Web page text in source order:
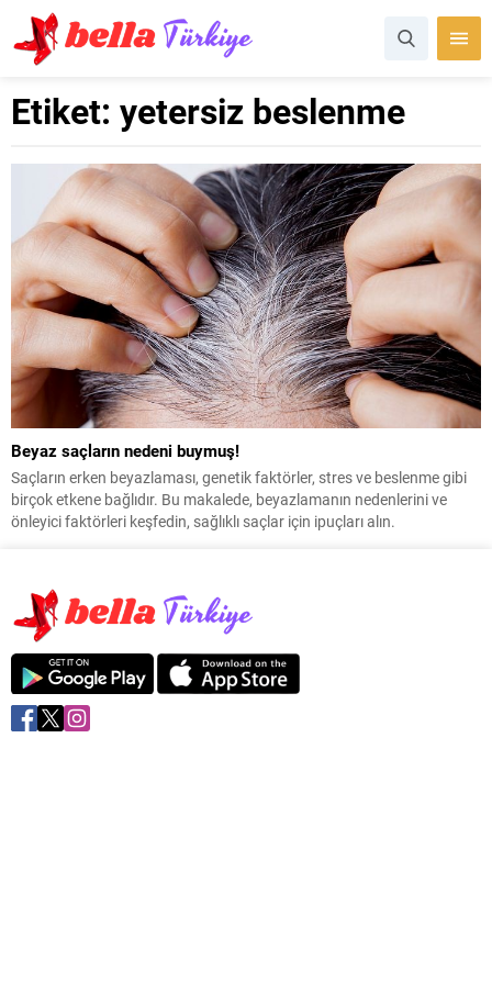
Etiket: yetersiz beslenme
Beyaz saçların nedeni buymuş!
Saçların erken beyazlaması, genetik faktörler, stres ve beslenme gibi
birçok etkene bağlıdır. Bu makalede, beyazlamanın nedenlerini ve
önleyici faktörleri keşfedin, sağlıklı saçlar için ipuçları alın.